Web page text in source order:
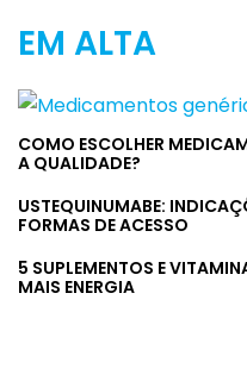
EM ALTA
COMO ESCOLHER
A QUALIDADE?
USTEQUINUMABE:
FORMAS DE ACESSO
5 SUPLEMENTOS E
MAIS ENERGIA